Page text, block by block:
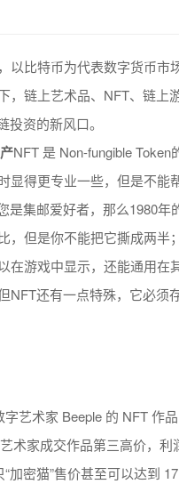
以比特币为代表数字货币
，链上艺术品、NFT、链
资的新风口。
NFT 是 Non-fungible
得更专业一些，但是不能
是集邮爱好者，那么1980
，但是你不能把它撕成两
在游戏中显示，还能通用
NFT还有一点特殊，它必须
艺术家 Beeple 的 NFT 作
术家成交作品第三高价，
加密猫”售价甚至可以达到